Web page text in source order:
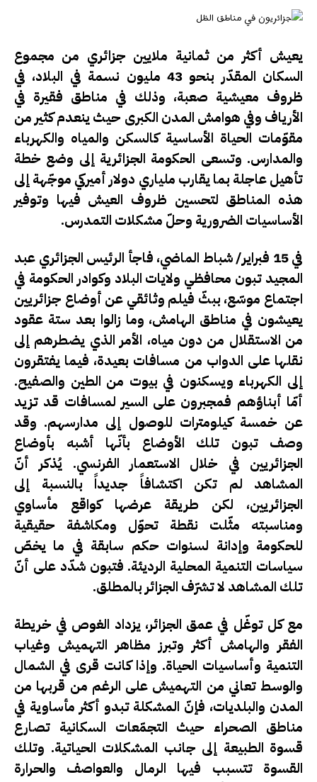
يعيش أكثر من ثمانية ملايين جزائري من مجموع
السكان المقدّر بنحو 43 مليون نسمة في البلاد، في
ظروف معيشية صعبة، وذلك في مناطق فقيرة في
الأرياف وفي هوامش المدن الكبرى حيث ينعدم كثير من
مقوّمات الحياة الأساسية كالسكن والمياه والكهرباء
والمدارس. وتسعى الحكومة الجزائرية إلى وضع خطة
تأهيل عاجلة بما يقارب ملياري دولار أميركي موجّهة إلى
هذه المناطق لتحسين ظروف العيش فيها وتوفير
الأساسيات الضرورية وحلّ مشكلات التمدرس.
في 15 فبراير/ شباط الماضي، فاجأ الرئيس الجزائري عبد
المجيد تبون محافظي ولايات البلاد وكوادر الحكومة في
اجتماع موسّع، ببثّ فيلم وثائقي عن أوضاع جزائريين
يعيشون في مناطق الهامش، وما زالوا بعد ستة عقود
من الاستقلال من دون مياه، الأمر الذي يضطرهم إلى
نقلها على الدواب من مسافات بعيدة، فيما يفتقرون
إلى الكهرباء ويسكنون في بيوت من الطين والصفيح.
أمّا أبناؤهم فمجبرون على السير لمسافات قد تزيد
عن خمسة كيلومترات للوصول إلى مدارسهم. وقد
وصف تبون تلك الأوضاع بأنّها أشبه بأوضاع
الجزائريين في خلال الاستعمار الفرنسي. يُذكر أنّ
المشاهد لم تكن اكتشافاً جديداً بالنسبة إلى
الجزائريين، لكن طريقة عرضها كواقع مأساوي
ومناسبته مثّلت نقطة تحوّل ومكاشفة حقيقية
للحكومة وإدانة لسنوات حكم سابقة في ما يخصّ
سياسات التنمية المحلية الرديئة. فتبون شدّد على أنّ
تلك المشاهد لا تشرّف الجزائر بالمطلق.
مع كل توغّل في عمق الجزائر، يزداد الغوص في خريطة
الفقر والهامش أكثر وتبرز مظاهر التهميش وغياب
التنمية وأساسيات الحياة. وإذا كانت قرى في الشمال
والوسط تعاني من التهميش على الرغم من قربها من
المدن والبلديات، فإنّ المشكلة تبدو أكثر مأساوية في
مناطق الصحراء حيث التجمّعات السكانية تصارع
قسوة الطبيعة إلى جانب المشكلات الحياتية. وتلك
القسوة تتسبب فيها الرمال والعواصف والحرارة